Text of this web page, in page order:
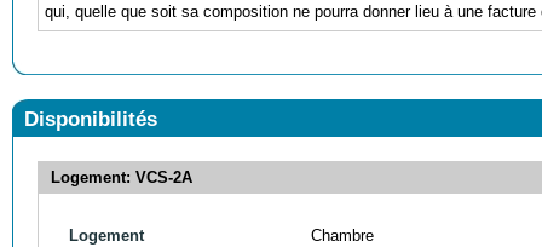
qui, quelle que soit sa composition ne pourra donner lieu à une
Disponibilités
Logement: VCS-2A
Logement Chambre